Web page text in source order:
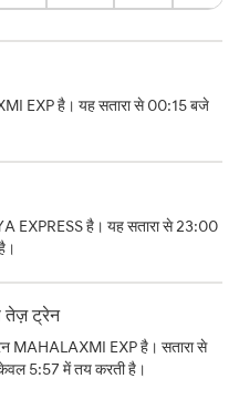
EXP है। यह सतारा से 00:15 बजे
EXPRESS है। यह सतारा से 23:00
तेज़ ट्रेन
MAHALAXMI EXP है। सतारा से
5:57 में तय करती है।